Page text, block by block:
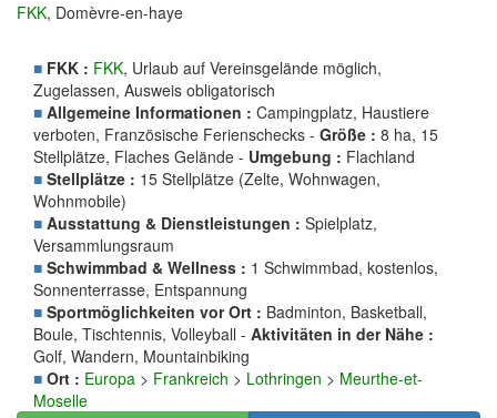
FKK, Domèvre-en-haye
■ FKK : FKK, Urlaub auf Vereinsgelände möglich,
Zugelassen, Ausweis obligatorisch
■ Allgemeine Informationen : Campingplatz, Haustiere
verboten, Französische Ferienschecks - Größe : 8 ha, 15
Stellplätze, Flaches Gelände - Umgebung : Flachland
■ Stellplätze : 15 Stellplätze (Zelte, Wohnwagen,
Wohnmobile)
■ Ausstattung & Dienstleistungen : Spielplatz,
Versammlungsraum
■ Schwimmbad & Wellness : 1 Schwimmbad, kostenlos,
Sonnenterrasse, Entspannung
■ Sportmöglichkeiten vor Ort : Badminton, Basketball,
Boule, Tischtennis, Volleyball - Aktivitäten in der Nähe :
Golf, Wandern, Mountainbiking
■ Ort : Europa > Frankreich > Lothringen > Meurthe-et-
Moselle